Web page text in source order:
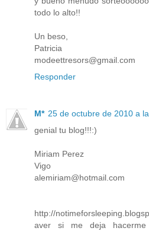
todo lo alto!!
Un beso,
Patricia
modeettresors@gmail.com
Responder
M* 25 de octubre de 2010 a
genial tu blog!!!:)
Miriam Perez
Vigo
alemiriam@hotmail.com
http://
aver si me deja